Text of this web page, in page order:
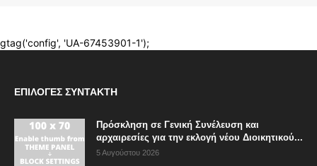
ΕΠΙΛΟΓΈΣ ΣΥΝΤΆΚΤΗ
Πρόσκληση σε Γενική Συνέλευση και
αρχαιρεσίες για την εκλογή νέου Διοικητικού...
5 Αυγούστου 2026